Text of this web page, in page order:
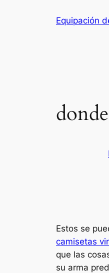
Equipación
Estos se
camisetas
que las
su arma